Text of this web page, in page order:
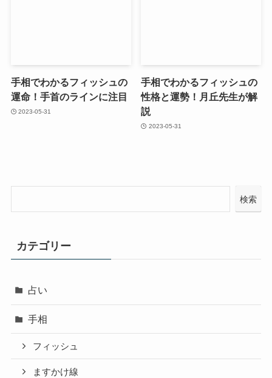
手相でわかるフィッシュの
運命！手首のラインに注目
2023-05-31
手相でわかるフィッシュの
性格と運勢！月丘先生が解
説
2023-05-31
検索
カテゴリー
占い
手相
フィッシュ
ますかけ線